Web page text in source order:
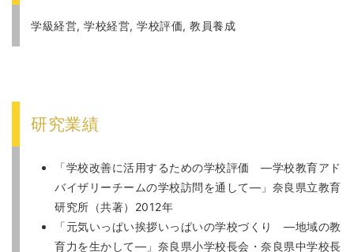
学級経営, 学校経営, 学校評価, 教員養成
研究業績
「学校改善に活用するための学校評価 ―学校教育アド
バイザリーチームの学校訪問を通して―」奈良県立教育
研究所（共著）2012年
「元気いっぱい挨拶いっぱいの学校づくり ―地域の教
育力を生かして―」奈良県小学校長会・奈良県中学校長